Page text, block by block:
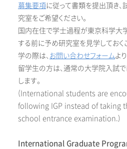
募集要項に従って書類を提出頂き、
究室をご希望ください。
国内在住で学士過程が東京科学大
する前に予め研究室を見学しておく
学の際は、 お問い合わせフォームよ
留学生の方は、通常の大学院入試で
します。
(International students are
following IGP instead of taking
school entrance examination.)
International Graduate